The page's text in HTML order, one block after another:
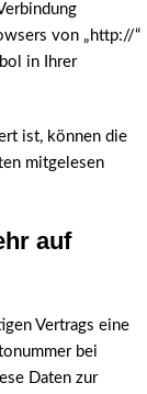
von „http://“
in Ihrer
ist, können die
mitgelesen
auf
Vertrags eine
bei
Daten zur